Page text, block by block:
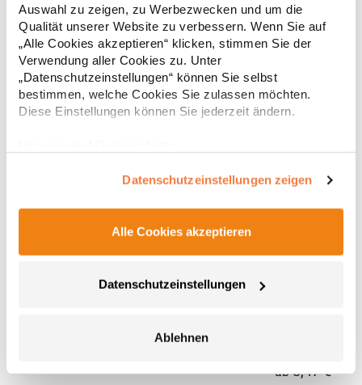
Auswahl zu zeigen, zu Werbezwecken und um die
Qualität unserer Website zu verbessern. Wenn Sie auf
„Alle Cookies akzeptieren“ klicken, stimmen Sie der
Verwendung aller Cookies zu. Unter
„Datenschutzeinstellungen“ können Sie selbst
bestimmen, welche Cookies Sie zulassen möchten.
Diese Einstellungen können Sie jederzeit ändern.
Datenschutzeinstellungen zeigen
Alle Cookies akzeptieren
Datenschutzeinstellungen
Ablehnen
g/m²Materialzusammensetzung: 100% BaumwolleAngaben zur
Produktsicherheit: Herst.-Nr.: LW655Hersteller: Henbury BV
Kingsfordweg 151 1043GR Amsterdam Niederlande E-Mail:
enquiries@larkwoodclothing.com
8,53 € *
* Preise inkl. gesetzlicher Mwst. +Versandkosten *
g/m²Materialzusammensetzung: 100% BaumwolleAngaben zur
Niederlande E-Mail: info@halink.nl
ab8,47 € *